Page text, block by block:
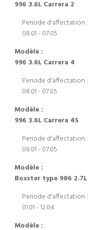
996 3.6L Carrera 2
Periode d'affectation :
08.01 - 07.05
Modèle :
996 3.6L Carrera 4
Periode d'affectation :
08.01 - 07.05
Modèle :
996 3.6L Carrera 4S
Periode d'affectation :
08.01 - 07.05
Modèle :
Boxster type 986 2.7L
Periode d'affectation :
01.01 - 12.04
Modèle :